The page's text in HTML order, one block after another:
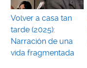
Volver a casa tan
tarde (2025):
Narración de una
vida fragmentada